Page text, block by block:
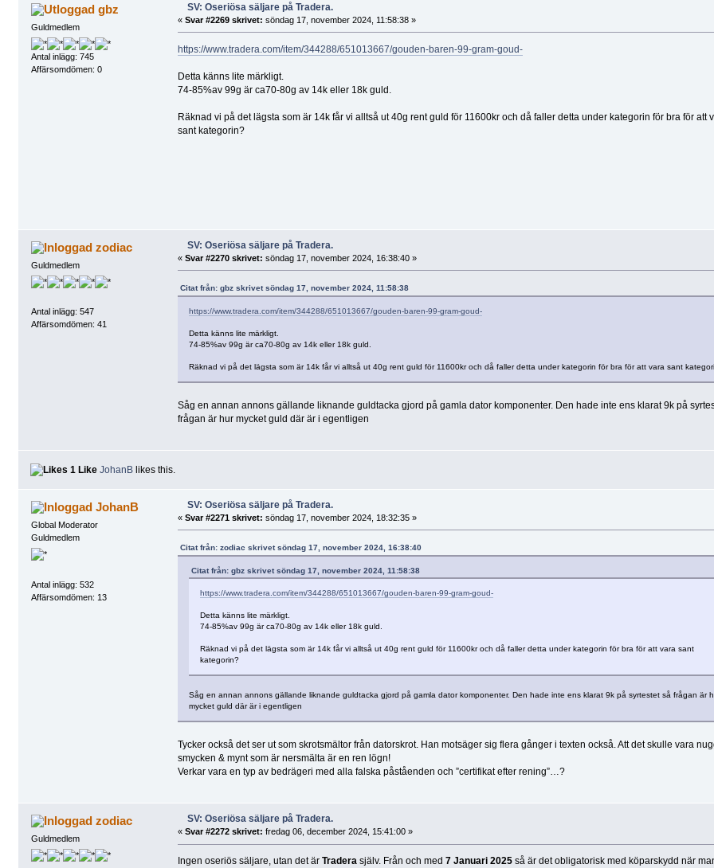
gbz
Guldmedlem
Antal inlägg: 745
Affärsomdömen: 0
SV: Oseriösa säljare på Tradera.
« Svar #2269 skrivet: söndag 17, november 2024, 11:58:38 »
https://www.tradera.com/item/344288/651013667/gouden-baren-99-gram-goud-
Detta känns lite märkligt.
74-85%av 99g är ca70-80g av 14k eller 18k guld.
Räknad vi på det lägsta som är 14k får vi alltså ut 40g rent guld för 11600kr och då faller detta under kategorin för bra för att
sant kategorin?
zodiac
Guldmedlem
Antal inlägg: 547
Affärsomdömen: 41
SV: Oseriösa säljare på Tradera.
« Svar #2270 skrivet: söndag 17, november 2024, 16:38:40 »
Citat från: gbz skrivet söndag 17, november 2024, 11:58:38
https://www.tradera.com/item/344288/651013667/gouden-baren-99-gram-goud-
Detta känns lite märkligt.
74-85%av 99g är ca70-80g av 14k eller 18k guld.
Räknad vi på det lägsta som är 14k får vi alltså ut 40g rent guld för 11600kr och då faller detta under kategorin för bra för att vara sant
Såg en annan annons gällande liknande guldtacka gjord på gamla dator komponenter. Den hade inte ens klarat 9k på
frågan är hur mycket guld där är i egentligen
1 Like JohanBlikes this.
JohanB
Global Moderator
Guldmedlem
Antal inlägg: 532
Affärsomdömen: 13
SV: Oseriösa säljare på Tradera.
« Svar #2271 skrivet: söndag 17, november 2024, 18:32:35 »
Citat från: zodiac skrivet söndag 17, november 2024, 16:38:40
Citat från: gbz skrivet söndag 17, november 2024, 11:58:38
https://www.tradera.com/item/344288/651013667/gouden-baren-99-gram-goud-
Detta känns lite märkligt.
74-85%av 99g är ca70-80g av 14k eller 18k guld.
Räknad vi på det lägsta som är 14k får vi alltså ut 40g rent guld för 11600kr och då faller detta under kategorin för bra för att vara sant
kategorin?
Såg en annan annons gällande liknande guldtacka gjord på gamla dator komponenter. Den hade inte ens klarat 9k på syrtestet så frågan är
mycket guld där är i egentligen
Tycker också det ser ut som skrotsmältor från datorskrot. Han motsäger sig flera gånger i texten också. Att det skulle vara
smycken & mynt som är nersmälta är en ren lögn!
Verkar vara en typ av bedrägeri med alla falska påståenden och ”certifikat efter rening”…?
zodiac
Guldmedlem
SV: Oseriösa säljare på Tradera.
« Svar #2272 skrivet: fredag 06, december 2024, 15:41:00 »
Ingen oseriös säljare, utan det är Tradera själv. Från och med 7 Januari 2025så är det obligatorisk med köparskydd när